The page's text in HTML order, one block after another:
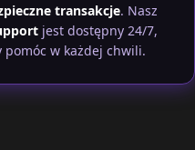
transakcje. Nasz
jest dostępny 24/7,
pomóc w każdej chwili.